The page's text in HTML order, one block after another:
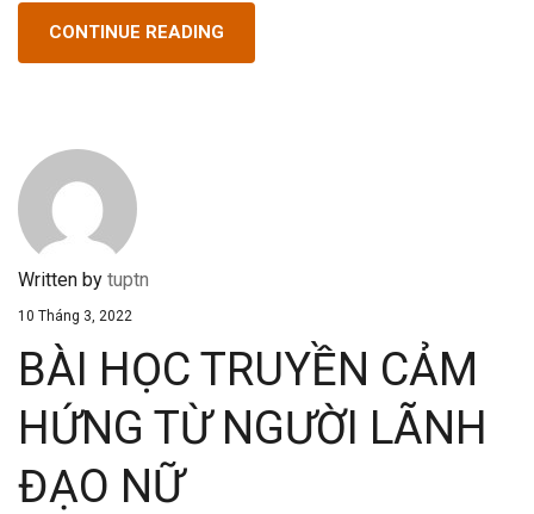
CONTINUE READING
Written by tuptn
10 Tháng 3, 2022
BÀI HỌC TRUYỀN CẢM
HỨNG TỪ NGƯỜI LÃNH
ĐẠO NỮ